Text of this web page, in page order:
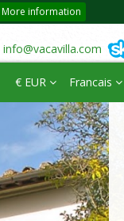
More information
info@vacavilla.com
€ EUR Francais